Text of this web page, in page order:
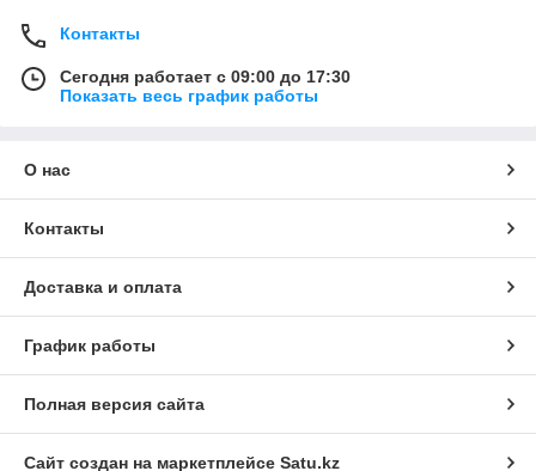
Типы моторных масел Bardahl
В
продаже
различн
ые типы
масел
из
условий эксплуатации.
которое разработано для использования в современных
бензиновых и дизельных двигателях. Оно обеспечивает
надежную защиту двигателя и улучшает его
Контакты
Сегодня работает с 09:00 до 17:30
Показать весь график работы
О нас
Контакты
Доставка и оплата
График работы
Полная версия сайта
Сайт создан на маркетплейсе Satu.kz